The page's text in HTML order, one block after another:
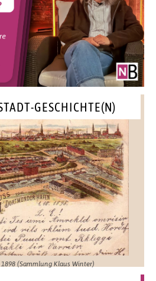
GESCHICHTE(N)
(Sammlung Klaus Winter)